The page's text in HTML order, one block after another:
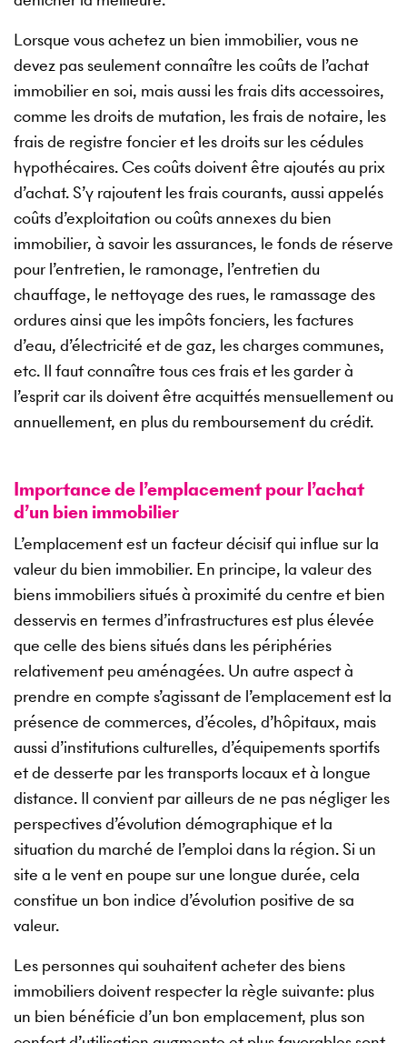
Lorsque vous achetez un bien immobilier, vous ne
devez pas seulement connaître les coûts de l’achat
immobilier en soi, mais aussi les frais dits accessoires,
comme les droits de mutation, les frais de notaire, les
frais de registre foncier et les droits sur les cédules
hypothécaires. Ces coûts doivent être ajoutés au prix
d’achat. S’y rajoutent les frais courants, aussi appelés
coûts d’exploitation ou coûts annexes du bien
immobilier, à savoir les assurances, le fonds de réserve
pour l’entretien, le ramonage, l’entretien du
chauffage, le nettoyage des rues, le ramassage des
ordures ainsi que les impôts fonciers, les factures
d’eau, d’électricité et de gaz, les charges communes,
etc. Il faut connaître tous ces frais et les garder à
l’esprit car ils doivent être acquittés mensuellement ou
annuellement, en plus du remboursement du crédit.
Importance de l’emplacement pour l’achat
d’un bien immobilier
L’emplacement est un facteur décisif qui influe sur la
valeur du bien immobilier. En principe, la valeur des
biens immobiliers situés à proximité du centre et bien
desservis en termes d’infrastructures est plus élevée
que celle des biens situés dans les périphéries
relativement peu aménagées. Un autre aspect à
prendre en compte s’agissant de l’emplacement est la
présence de commerces, d’écoles, d’hôpitaux, mais
aussi d’institutions culturelles, d’équipements sportifs
et de desserte par les transports locaux et à longue
distance. Il convient par ailleurs de ne pas négliger les
perspectives d’évolution démographique et la
situation du marché de l’emploi dans la région. Si un
site a le vent en poupe sur une longue durée, cela
constitue un bon indice d’évolution positive de sa
valeur.
Les personnes qui souhaitent acheter des biens
immobiliers doivent respecter la règle suivante: plus
un bien bénéficie d’un bon emplacement, plus son